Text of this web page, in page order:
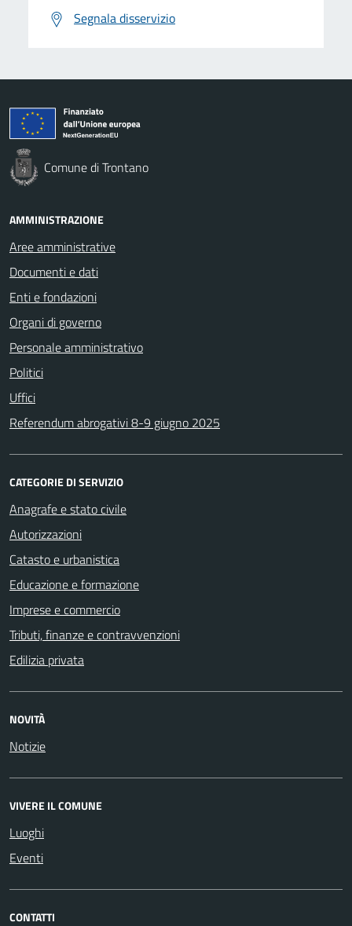
Segnala disservizio
Comune di Trontano
AMMINISTRAZIONE
Aree amministrative
Documenti e dati
Enti e fondazioni
Organi di governo
Personale amministrativo
Politici
Uffici
Referendum abrogativi 8-9 giugno 2025
CATEGORIE DI SERVIZIO
Anagrafe e stato civile
Autorizzazioni
Catasto e urbanistica
Educazione e formazione
Imprese e commercio
Tributi, finanze e contravvenzioni
Edilizia privata
NOVITÀ
Notizie
VIVERE IL COMUNE
Luoghi
Eventi
CONTATTI